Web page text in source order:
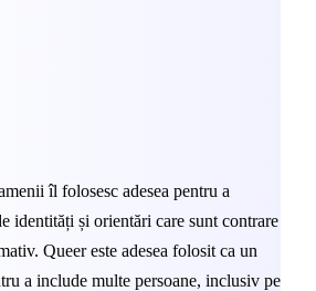
îl folosesc adesea pentru a
identități și orientări care sunt contrare
Queer este adesea folosit ca un
a include multe persoane, inclusiv pe